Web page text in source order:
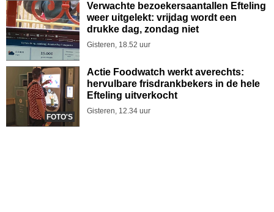
Verwachte bezoekersaantallen Efteling
weer uitgelekt: vrijdag wordt een
drukke dag, zondag niet
Gisteren, 18.52 uur
FOTO'S
Actie Foodwatch werkt averechts:
hervulbare frisdrankbekers in de hele
Efteling uitverkocht
Gisteren, 12.34 uur